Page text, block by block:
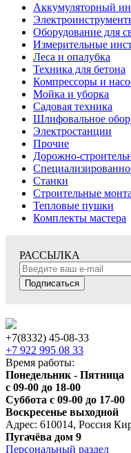
Аккумуляторный
Оборудование для
Измерительные
Леса и опалубка
Техника для бетона
Компрессоры и
Мойка и уборка
Садовая техника
Шлифовальное
Электростанции
Прочие
Дорожно-
Станки
Строительные
Тепловые пушки
Комплекты мастера
РАССЫЛКА
Подписаться
+7(8332) 45-08-33
+7 922 995 08 33
Время работы:
Понедельник - Пятница
с 09-00 до 18-00
Суббота с 09-00 до 17-00
Воскресенье выходной
Адрес: 610014, Россия
Пугачёва дом 9
Персональный раздел